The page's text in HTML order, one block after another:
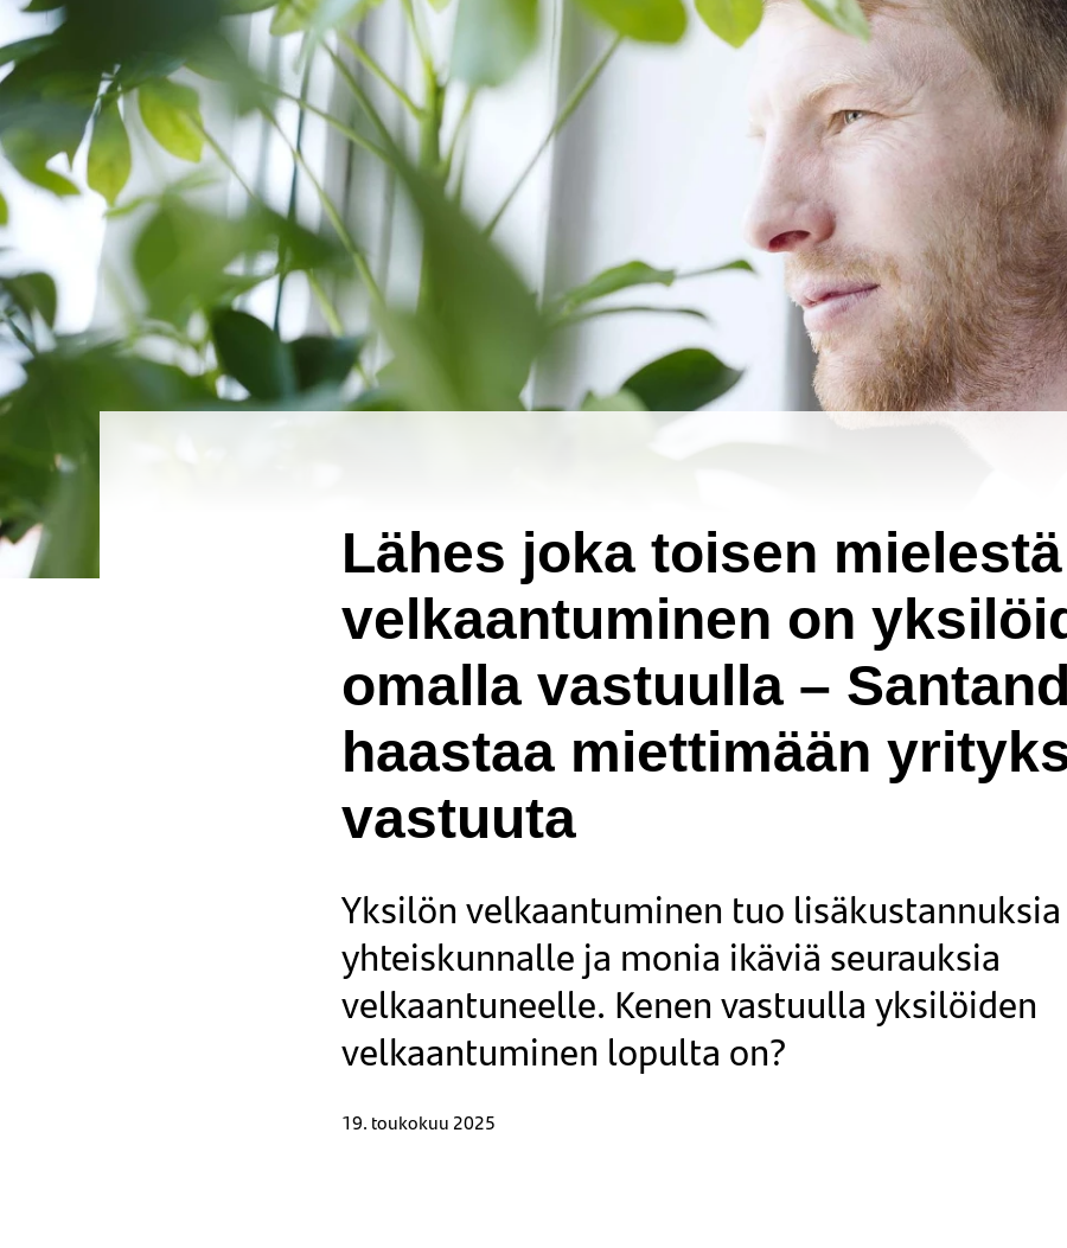
Lähes joka toisen mielestä
velkaantuminen on
omalla vastuulla –
haastaa miettimään
vastuuta
Yksilön velkaantuminen tuo lisäkustannuksia
yhteiskunnalle ja monia ikäviä seurauksia
velkaantuneelle. Kenen vastuulla yksilöiden
velkaantuminen lopulta on?
19. toukokuu 2025